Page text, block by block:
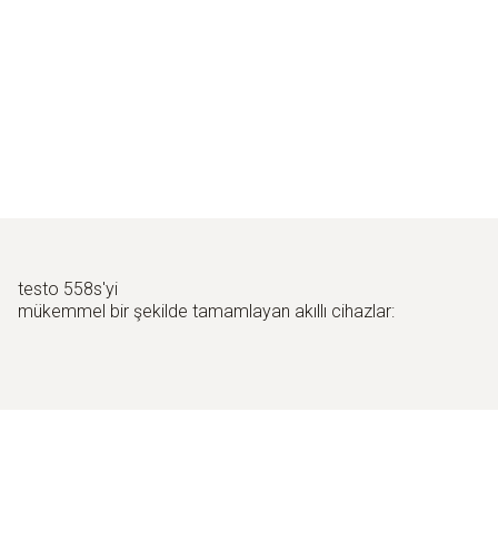
testo 558s'yi
mükemmel bir şekilde tamamlayan akıllı cihazlar: